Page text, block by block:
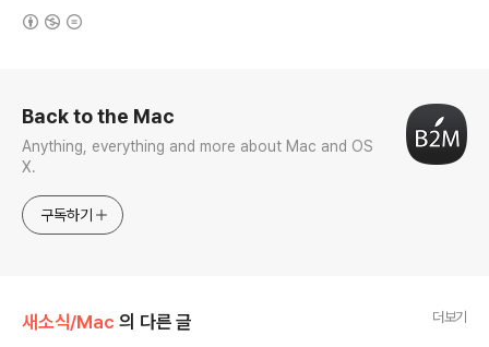
Back to the Mac
Anything, everything and more about Mac and OS
X.
구독하기
새소식/Mac 의 다른 글 더보기